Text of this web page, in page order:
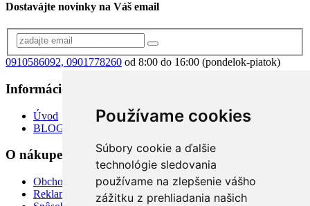
Používame cookies
Súbory cookie a ďalšie
technológie sledovania
používame na zlepšenie vášho
zážitku z prehliadania našich
Dostavájte novinky na Váš email
0910586092, 0901778260 od 8:00 do 16:00 (pondelok-piatok)
Informácie
Úvod
BLOG
O nákupe
Obchodné podmienky
Reklamácia